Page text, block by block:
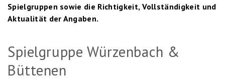
Spielgruppen sowie die Richtigkeit, Vollständigkeit und
Aktualität der Angaben.
Spielgruppe Würzenbach &
Büttenen